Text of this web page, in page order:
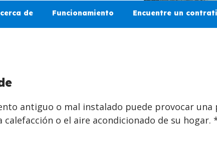
de Funcionamiento Encuentre un
antiguo o mal instalado puede provocar una
calefacción o el aire acondicionado de su hogar.